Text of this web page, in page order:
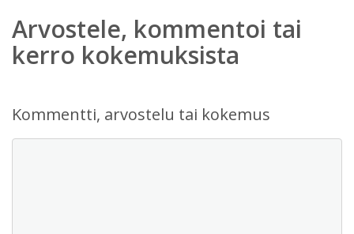
Arvostele, kommentoi tai
kerro kokemuksista
Kommentti, arvostelu tai kokemus